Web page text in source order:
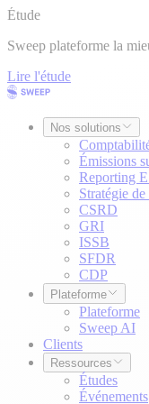
Étude
Sweep plateforme la
Lire l'étude
Nos solutions
Émissions
Reporting
Stratégie
CSRD
GRI
ISSB
SFDR
CDP
Plateforme
Plateforme
Sweep AI
Clients
Ressources
Études
Événements